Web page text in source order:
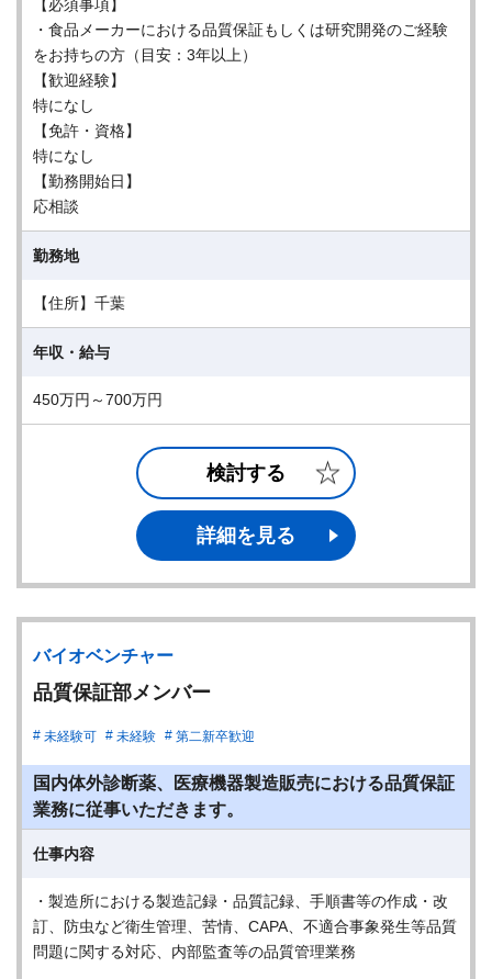
【必須事項】
・食品メーカーにおける品質保証もしくは研究開発のご経験
をお持ちの方（目安：3年以上）
【歓迎経験】
特になし
【免許・資格】
特になし
【勤務開始日】
応相談
勤務地
【住所】千葉
年収・給与
450万円～700万円
検討する
詳細を見る
バイオベンチャー
品質保証部メンバー
未経験可 未経験 第二新卒歓迎
国内体外診断薬、医療機器製造販売における品質保証
業務に従事いただきます。
仕事内容
・製造所における製造記録・品質記録、手順書等の作成・改
訂、防虫など衛生管理、苦情、CAPA、不適合事象発生等品質
問題に関する対応、内部監査等の品質管理業務